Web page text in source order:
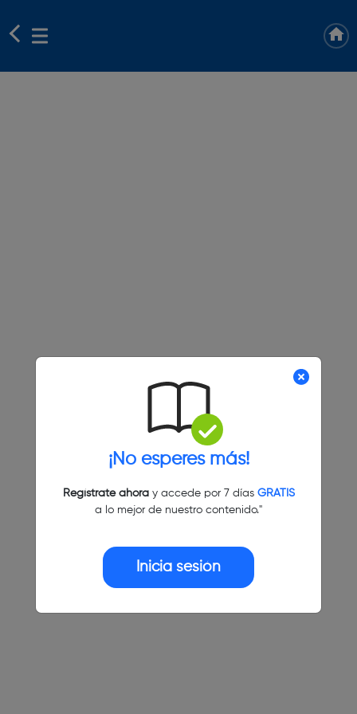
¡No esperes más!
Regístrate ahoray accede por 7 días GRATIS
a lo mejor de nuestro contenido."
Inicia sesión